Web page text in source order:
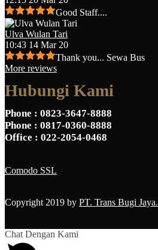
Good Staff....
Ulva Wulan Tari
10:43 14 Mar 20
Thank you... Sewa Bus
More reviews
Hubungi Kami
Phone : 0823-3647-8888
Phone : 0817-0360-8888
Office : 022-2054-0468
Comodo SSL
Copyright 2019 by PT. Trans Bugi Jaya.
Chat Dengan Kami